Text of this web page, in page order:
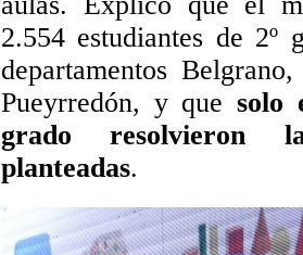
2.554 estudiantes de
departamentos
Pueyrredón, y quesolo
grado resolvieron
planteadas.